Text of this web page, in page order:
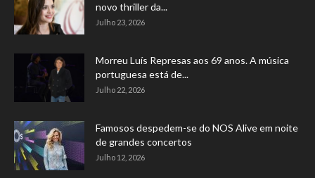
novo thriller da...
Julho 23, 2026
Morreu Luís Represas aos 69 anos. A música
portuguesa está de...
Julho 22, 2026
Famosos despedem-se do NOS Alive em noite
de grandes concertos
Julho 12, 2026